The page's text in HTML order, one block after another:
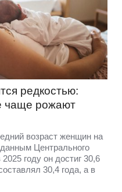
редкостью:
чаще рожают
возраст женщин на
Центрального
году он достиг 30,6
30,4 года, а в